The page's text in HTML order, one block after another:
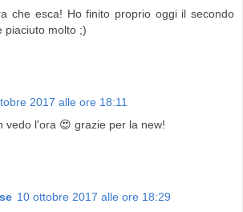
che esca! Ho finito proprio oggi il secondo
piaciuto molto ;)
2017 alle ore 18:11
vedo l'ora 😍 grazie per la new!
10 ottobre 2017 alle ore 18:29